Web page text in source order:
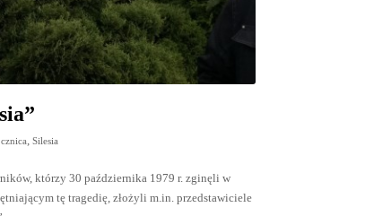
,Silesia
którzy 30 października 1979 r. zginęli w
tę tragedię, złożyli m.in. przedstawiciele